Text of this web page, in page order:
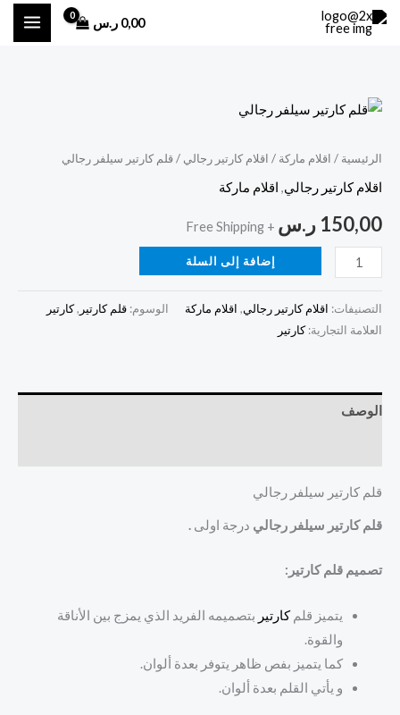
تخطي
0,00 ر.س
الرئيسية / اقلام ماركة / اقلام كارتير رجالي / قلم كارتير سيلفر رجالي
اقلام كارتير رجالي, اقلام ماركة
150,00 ر.س + Free Shipping
كمية
كارتير
سيلفر
إضافة إلى السلة
التصنيفات: اقلام كارتير رجالي, اقلام ماركة الوسوم: قلم كارتير ,كارتير
العلامة التجارية:كارتير
الوصف
قلم كارتير سيلفر رجالي
قلم كارتير سيلفر رجالي درجة اولى .
تصميم قلم كارتير:
يتميز قلمكارتير بتصميمه الفريد الذي يمزج بين الأناقة
والقوة.
كما يتميز بفص ظاهر يتوفر بعدة ألوان.
و يأتي القلم بعدة ألوان.